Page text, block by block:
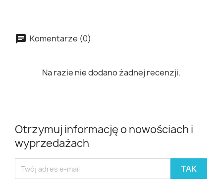
Komentarze (0)
Na razie nie dodano żadnej recenzji.
Otrzymuj informację o nowościach i
wyprzedażach